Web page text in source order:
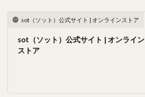
sot（ソット）公式サイト | オンラインストア
sot（ソット）公式サイト | オンライン
ストア